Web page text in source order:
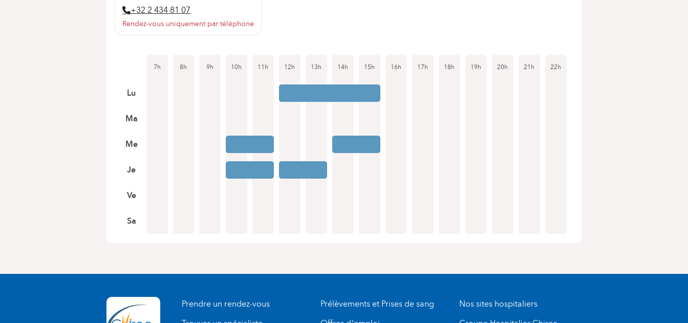
+32 2 434 81 07
Rendez-vous uniquement par téléphone
7h 8h 9h 10h 11h 12h 13h 14h 15h 16h 17h 18h 19h 20h 21h 22h
Lu
Ma
Me
Je
Ve
Sa
Prendre un rendez-vous
Prélèvements et Prises de sang
Nos sites hospitaliers